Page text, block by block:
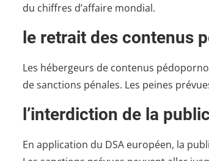
du chiffres d’affaire mondial.
le retrait des contenus
Les hébergeurs de contenus
de sanctions pénales. Les peines
l’interdiction de la
En application du DSA européen, la